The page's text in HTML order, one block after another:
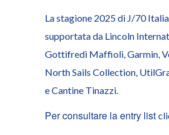
La stagione 2025 di J/70
supportata da Lincoln
Gottifredi Maffioli, Garmin,
North Sails Collection,
e Cantine Tinazzi.
Per consultare la entry list